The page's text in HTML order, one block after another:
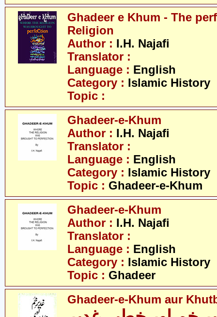
Ghadeer e Khum - The
Religion
Author : I.H. Najafi
Translator :
Language : English
Category : Islamic History
Topic :
Ghadeer-e-Khum
Author : I.H. Najafi
Translator :
Language : English
Category : Islamic History
Topic : Ghadeer-e-Khum
Ghadeer-e-Khum
Author : I.H. Najafi
Translator :
Language : English
Category : Islamic History
Topic : Ghadeer
Ghadeer-e-Khum aur